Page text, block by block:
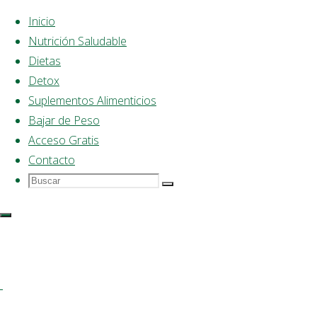
Saltar
contenido
Inicio
Nutrición Saludable
Dietas
Detox
Suplementos Alimenticios
Bajar de Peso
Acceso Gratis
Contacto
Buscar
Buscar:
Buscar